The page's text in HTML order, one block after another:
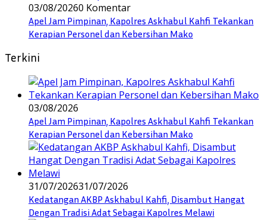
03/08/20260 Komentar
Apel Jam Pimpinan, Kapolres Askhabul Kahfi Tekankan
Kerapian Personel dan Kebersihan Mako
Terkini
03/08/2026
Apel Jam Pimpinan, Kapolres Askhabul Kahfi Tekankan
Kerapian Personel dan Kebersihan Mako
31/07/202631/07/2026
Kedatangan AKBP Askhabul Kahfi, Disambut Hangat
Dengan Tradisi Adat Sebagai Kapolres Melawi